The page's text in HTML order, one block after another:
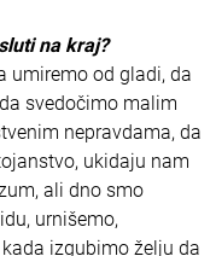
na kraj?
umiremo od gladi, da
svedočimo malim
nepravdama, da
ukidaju nam
ali dno smo
urnišemo,
izgubimo želju da